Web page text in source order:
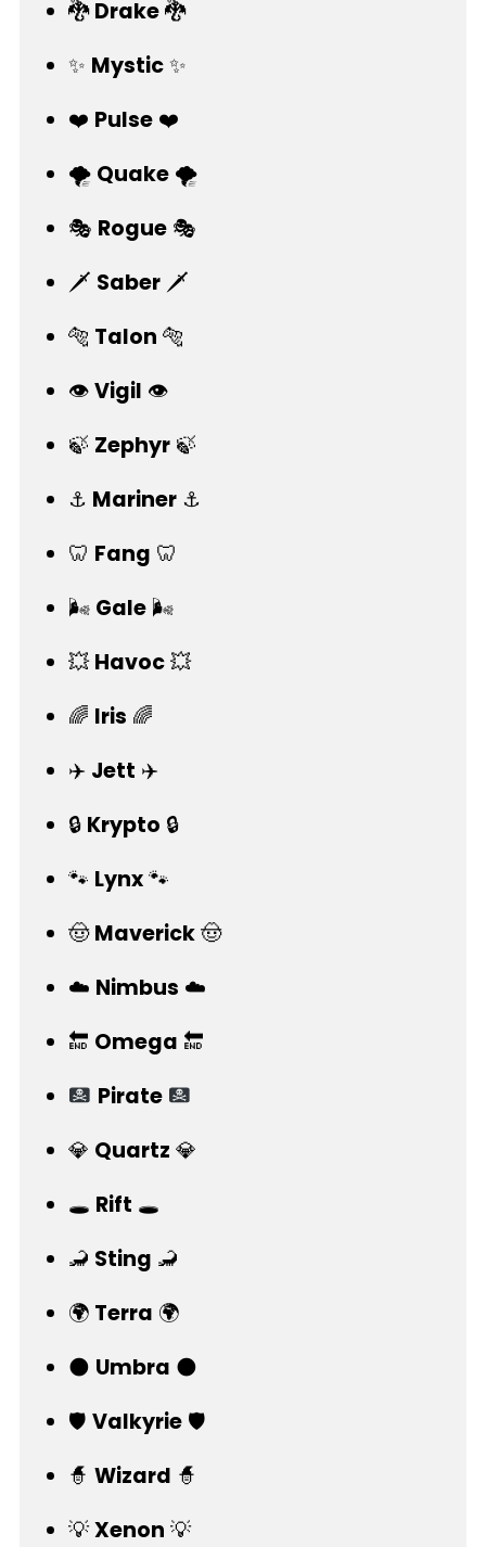
🐉Drake🐉
✨ Mystic✨
❤️ Pulse❤️
🌪️ Quake🌪️
🎭 Rogue🎭
🗡️ Saber🗡️
🐅 Talon 🐅
👁️Vigil 👁️
🍃 Zephyr🍃
⚓ Mariner⚓
🦷 Fang 🦷
🌬️ Gale🌬️
💥Havoc💥
🌈 Iris 🌈
✈️ Jett ✈️
🔒 Krypto 🔒
🐾 Lynx🐾
🤠Maverick🤠
☁️ Nimbus ☁️
🔚 Omega 🔚
Pirate
💎 Quartz 💎
🕳️ Rift 🕳️
🦂 Sting 🦂
🌍 Terra 🌍
🌑 Umbra 🌑
🛡️ Valkyrie🛡️
🧙 Wizard 🧙
💡Xenon 💡